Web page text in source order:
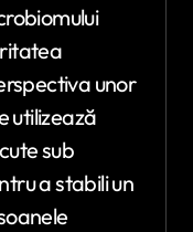
unor
utilizează
sub
a stabili un